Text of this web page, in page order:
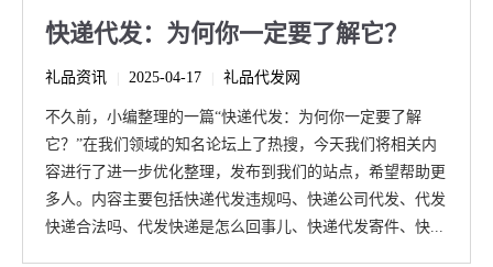
快递代发：为何你一定要了解它？
礼品资讯 2025-04-17 礼品代发网
不久前，小编整理的一篇“快递代发：为何你一定要了解
它？”在我们领域的知名论坛上了热搜，今天我们将相关内
容进行了进一步优化整理，发布到我们的站点，希望帮助更
多人。内容主要包括快递代发违规吗、快递公司代发、代发
快递合法吗、代发快递是怎么回事儿、快递代发寄件、快...